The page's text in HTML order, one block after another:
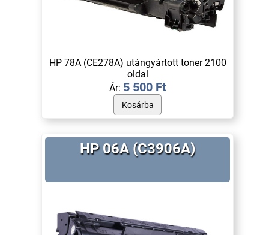
HP 78A (CE278A) utángyártott toner 2100
oldal
Ár: 5 500 Ft
HP 06A (C3906A)